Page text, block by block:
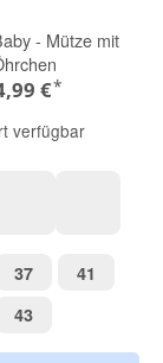
- Mütze mit
€*
verfügbar
3737 41
4343